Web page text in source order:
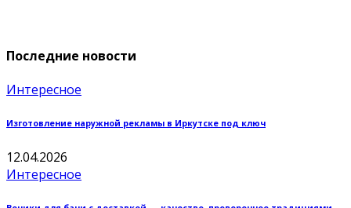
Последние новости
Интересное
Изготовление наружной рекламы в Иркутске под ключ
12.04.2026
Интересное